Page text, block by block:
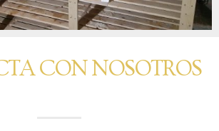
CON NOSOTROS